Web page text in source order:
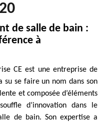
de salle de bain :
à
CE est une entreprise de
su se faire un nom dans son
et composée d’éléments
d’innovation dans le
de bain. Son expertise a